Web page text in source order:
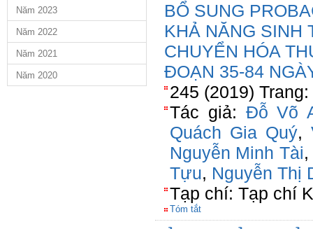
Năm 2023
Năm 2022
Năm 2021
Năm 2020
BỔ SUNG
KHẢ NĂNG SINH
CHUYỂN HÓA
ĐOẠN 35-84
245 (2019)
Tác giả: Đỗ Võ
Quách Gia Quý,
Nguyễn Minh Tài,
Tựu, Nguyễn Thị
Tạp chí: Tạp chí
Tóm tắt